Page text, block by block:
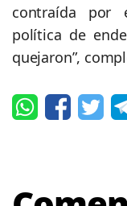
contraída por
política de
quejaron”,